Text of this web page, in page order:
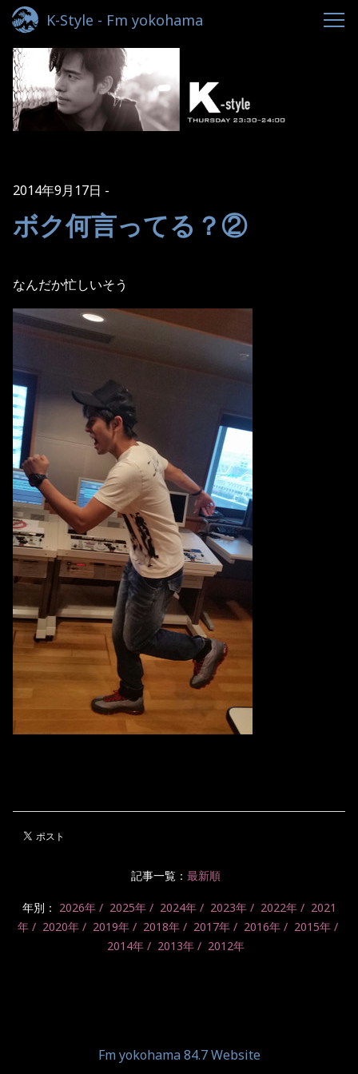
K-Style - Fm yokohama
2014年9月17日
ボク何言ってる？②
なんだか忙しいそう
記事一覧： 最新順
年別： 2026年 2025年 2024年 2023年 2022年
2021
年
2020年 2019年 2018年 2017年 2016年
2015年
2014年
2013年 2012年
Fm yokohama 84.7 Website